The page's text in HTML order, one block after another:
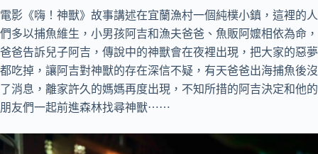
電影《嗨！神獸》故事講述在宜蘭漁村一個純樸小鎮，這裡的人
們多以捕魚維生，小男孩阿吉和漁夫爸爸、魚販阿嬤相依為命，
爸爸告訴兒子阿吉，傳說中的神獸會在夜裡出現，把大家的惡夢
都吃掉，讓阿吉對神獸的存在深信不疑，有天爸爸出海捕魚後沒
了消息，離家許久的媽媽再度出現，不知所措的阿吉決定和他的
朋友們一起前進森林找尋神獸⋯⋯